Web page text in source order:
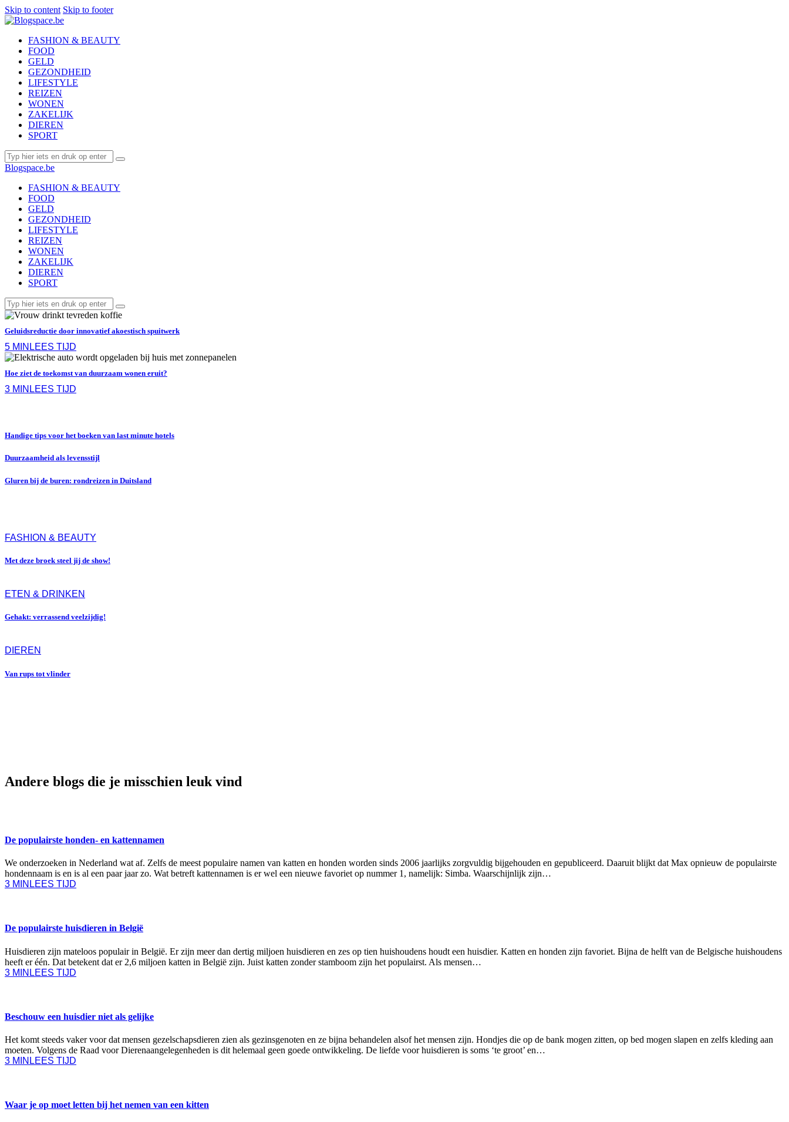
Skip to content Skip to footer
FASHION & BEAUTY
FOOD
GELD
GEZONDHEID
LIFESTYLE
REIZEN
WONEN
ZAKELIJK
DIEREN
SPORT
Blogspace.be
FASHION & BEAUTY
FOOD
GELD
GEZONDHEID
LIFESTYLE
REIZEN
WONEN
ZAKELIJK
DIEREN
SPORT
Geluidsreductie door innovatief akoestisch spuitwerk
5 MIN LEES TIJD
Hoe ziet de toekomst van duurzaam wonen eruit?
3 MIN LEES TIJD
Handige tips voor het boeken van last minute hotels
Duurzaamheid als levensstijl
Gluren bij de buren: rondreizen in Duitsland
FASHION & BEAUTY
Met deze broek steel jij de show!
ETEN & DRINKEN
Gehakt: verrassend veelzijdig!
DIEREN
Van rups tot vlinder
Andere blogs die je misschien leuk vind
De populairste honden- en kattennamen
We onderzoeken in Nederland wat af. Zelfs de meest populaire namen van katten en honden worden sinds 2006 jaarlijks zorgvuldig bijgehouden en gepubliceerd. Daaruit blijkt dat Max opnieuw de populairste
hondennaam is en is al een paar jaar zo. Wat betreft kattennamen is er wel een nieuwe favoriet op nummer 1, namelijk: Simba. Waarschijnlijk zijn…
3 MIN LEES TIJD
De populairste huisdieren in België
Huisdieren zijn mateloos populair in België. Er zijn meer dan dertig miljoen huisdieren en zes op tien huishoudens houdt een huisdier. Katten en honden zijn favoriet. Bijna de helft van de Belgische huishoudens
heeft er één. Dat betekent dat er 2,6 miljoen katten in België zijn. Juist katten zonder stamboom zijn het populairst. Als mensen…
3 MIN LEES TIJD
Beschouw een huisdier niet als gelijke
Het komt steeds vaker voor dat mensen gezelschapsdieren zien als gezinsgenoten en ze bijna behandelen alsof het mensen zijn. Hondjes die op de bank mogen zitten, op bed mogen slapen en zelfs kleding aan
moeten. Volgens de Raad voor Dierenaangelegenheden is dit helemaal geen goede ontwikkeling. De liefde voor huisdieren is soms ‘te groot’ en…
3 MIN LEES TIJD
Waar je op moet letten bij het nemen van een kitten